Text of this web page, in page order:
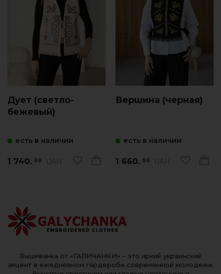
Дует (светло-
бежевый)
есть в наличии
1 740. 00 UAH
Вершина (черная)
есть в наличии
1 660. 00 UAH
Вышиванка от «ГАЛИЧАНКИ» – это яркий украинский
акцент в ежедневном гардеробе современной молодежи.